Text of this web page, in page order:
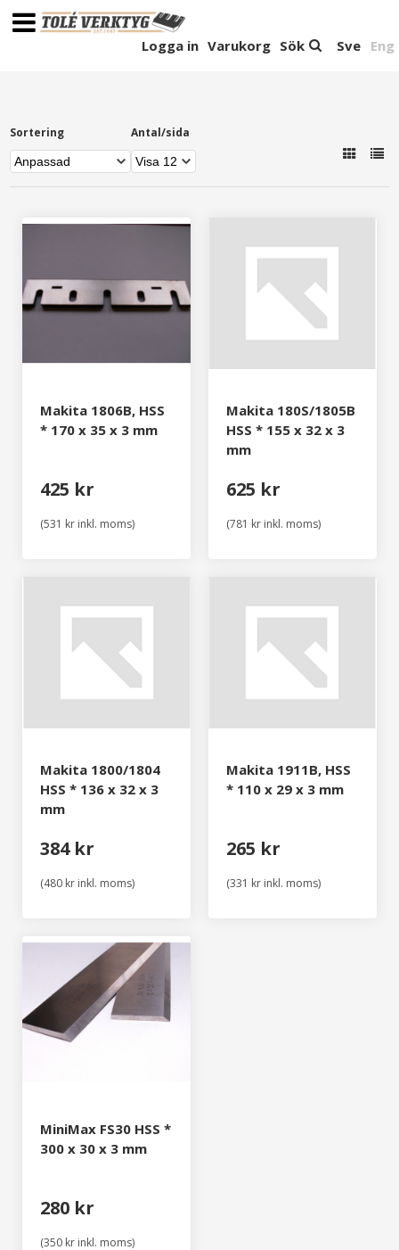
Sve Eng
Sök
Varukorg
Logga in
Sortering Antal/sida
Makita 1806B, HSS
* 170 x 35 x 3 mm
425 kr
(531 kr inkl. moms)
Makita 180S/1805B
HSS * 155 x 32 x 3
mm
625 kr
(781 kr inkl. moms)
Makita 1800/1804
HSS * 136 x 32 x 3
mm
384 kr
(480 kr inkl. moms)
Makita 1911B, HSS
* 110 x 29 x 3 mm
265 kr
(331 kr inkl. moms)
MiniMax FS30 HSS *
300 x 30 x 3 mm
280 kr
(350 kr inkl. moms)